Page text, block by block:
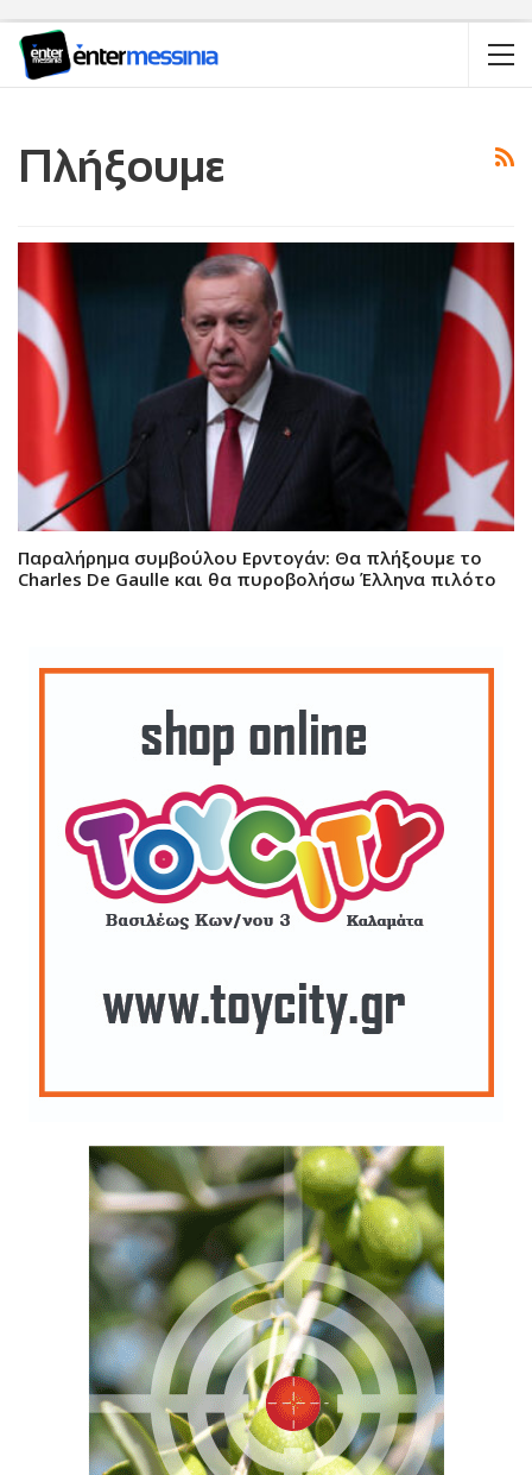
Πλήξουμε
Παραλήρημα συμβούλου Ερντογάν: Θα πλήξουμε το
Charles De Gaulle και θα πυροβολήσω Έλληνα πιλότο